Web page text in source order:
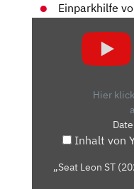
Einparkhilfe
KOMBI
Hier
Inhalt von
„Seat Leon ST